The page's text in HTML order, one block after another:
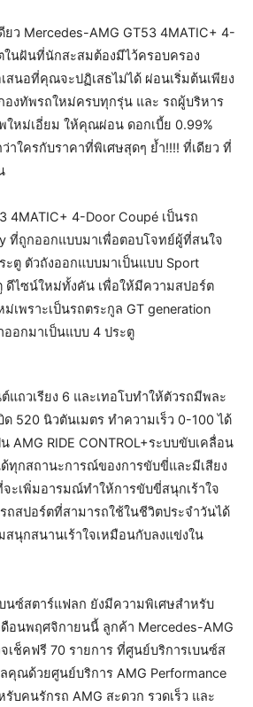
ยว Mercedes-AMG GT53 4MATIC+ 4-
ในฝันที่นักสะสมต้องมีไว้ครอบครอง
สนอที่คุณจะปฏิเสธไม่ได้ ผ่อนเริ่มต้นเพียง
งทัพรถใหม่ครบทุกรุ่น และ รถผู้บริหาร
ใหม่เอี่ยม ให้คุณผ่อน ดอกเบี้ย 0.99%
าใครกับราคาที่พิเศษสุดๆ ย้ำ!!!! ที่เดียว ที่
4MATIC+ 4-Door Coupé เป็นรถ
ที่ถูกออกแบบมาเพื่อตอบโจทย์ผู้ที่สนใจ
ะตู ตัวถังออกแบบมาเป็นแบบ Sport
ดีไซน์ใหม่ทั้งคัน เพื่อให้มีความสปอร์ต
เพราะเป็นรถตระกูล GT generation
อกมาเป็นแบบ 4 ประตู
แถวเรียง 6 และเทอโบทำให้ตัวรถมีพละ
ด 520 นิวตันเมตร ทำความเร็ว 0-100 ได้
AMG RIDE CONTROL+ระบบขับเคลื่อน
ทุกสถานะการณ์ของการขับขี่และมีเสียง
ะเพิ่มอารมณ์ทำให้การขับขี่สนุกเร้าใจ
ถสปอร์ตที่สามารถใช้ในชีวิตประจำวันได้
สนุกสนานเร้าใจเหมือนกับลงแข่งใน
นซ์สตาร์แฟลก ยังมีความพิเศษสำหรับ
อนพฤศจิกายนนี้ ลูกค้า Mercedes-AMG
เช็คฟรี 70 รายการ ที่ศูนย์บริการเบนซ์ส
คุณด้วยศูนย์บริการ AMG Performance
บคนรักรถ AMG สะดวก รวดเร็ว และ